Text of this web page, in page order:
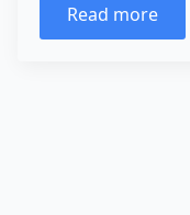
Read more